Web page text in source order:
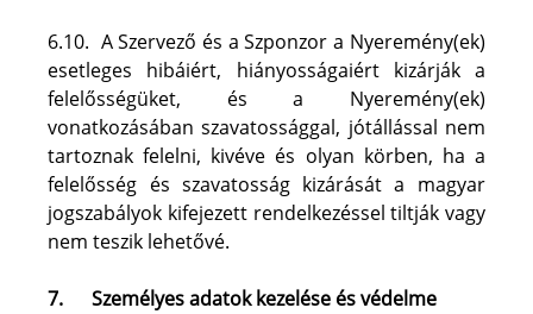
6.10.  A Szervező és a Szponzor a Nyeremény(ek)
esetleges hibáiért, hiányosságaiért kizárják a
felelősségüket, és a Nyeremény(ek)
vonatkozásában szavatossággal, jótállással nem
tartoznak felelni, kivéve és olyan körben, ha a
felelősség és szavatosság kizárását a magyar
jogszabályok kifejezett rendelkezéssel tiltják vagy
nem teszik lehetővé.
7. Személyes adatok kezelése és védelme